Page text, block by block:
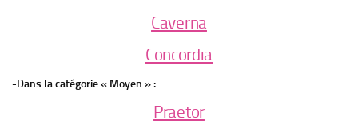
Caverna
Concordia
-Dans la catégorie « Moyen » :
Praetor